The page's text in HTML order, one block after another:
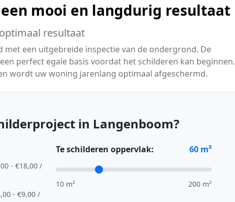
mooi en langdurig resultaat
resultaat
een uitgebreide inspectie van de ondergrond. De
perfect egale basis voordat het schilderen kan beginnen.
wordt uw woning jarenlang optimaal afgeschermd.
in Langenboom?
- €18,00 /
- €9,00 /
Te schilderen oppervlak: 60 m²
10 m² 200 m²